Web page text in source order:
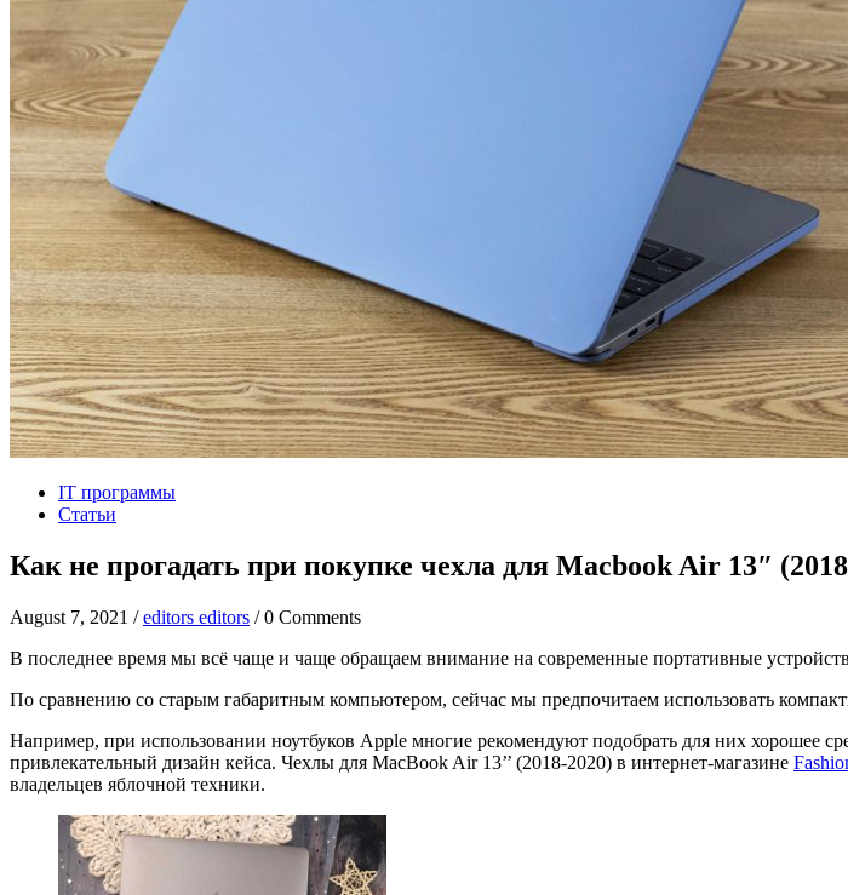
IT программы
Статьи
Как не прогадать при покупке чехла для Macbook Air 13″
August 7, 2021 /editors editors / 0 Comments
В последнее время мы всё чаще и чаще обращаем внимание на современные портативные
По сравнению со старым габаритным компьютером, сейчас мы предпочитаем использовать
Например, при использовании ноутбуков Apple многие рекомендуют подобрать для них хорошее
привлекательный дизайн кейса. Чехлы для MacBook Air 13’’ (2018-2020) в интернет-магазине
владельцев яблочной техники.